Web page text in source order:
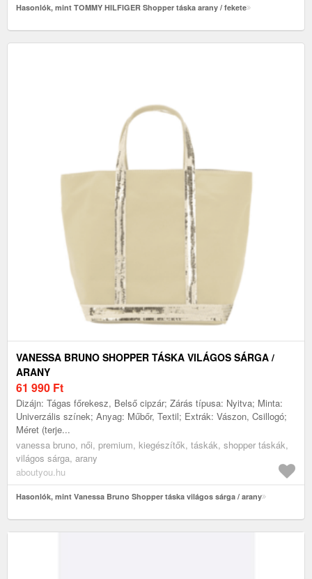
Hasonlók, mint TOMMY HILFIGER Shopper táska arany / fekete
VANESSA BRUNO SHOPPER TÁSKA VILÁGOS SÁRGA /
ARANY
61 990 Ft
Dizájn: Tágas főrekesz, Belső cipzár; Zárás típusa: Nyitva; Minta:
Univerzális színek; Anyag: Műbőr, Textil; Extrák: Vászon, Csillogó;
Méret (terje...
vanessa bruno, női, premium, kiegészítők, táskák, shopper táskák,
világos sárga, arany
aboutyou.hu
Hasonlók, mint Vanessa Bruno Shopper táska világos sárga / arany